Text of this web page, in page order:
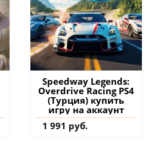
Speedway Legends:
Overdrive Racing PS4
(Турция) купить
игру на аккаунт
1 991 руб.